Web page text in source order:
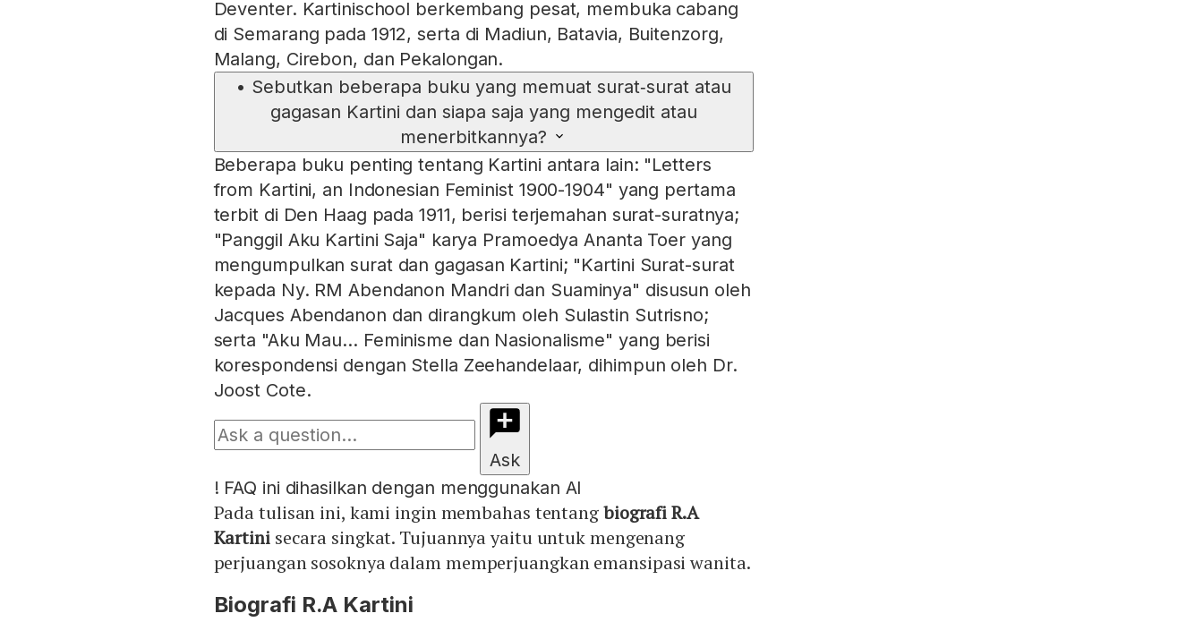
Deventer. Kartinischool berkembang pesat, membuka cabang
di Semarang pada 1912, serta di Madiun, Batavia, Buitenzorg,
Malang, Cirebon, dan Pekalongan.
• Sebutkan beberapa buku yang memuat surat‑surat atau
gagasan Kartini dan siapa saja yang mengedit atau
menerbitkannya?
Beberapa buku penting tentang Kartini antara lain: "Letters
from Kartini, an Indonesian Feminist 1900-1904" yang pertama
terbit di Den Haag pada 1911, berisi terjemahan surat-suratnya;
"Panggil Aku Kartini Saja" karya Pramoedya Ananta Toer yang
mengumpulkan surat dan gagasan Kartini; "Kartini Surat-surat
kepada Ny. RM Abendanon Mandri dan Suaminya" disusun oleh
Jacques Abendanon dan dirangkum oleh Sulastin Sutrisno;
serta "Aku Mau… Feminisme dan Nasionalisme" yang berisi
korespondensi dengan Stella Zeehandelaar, dihimpun oleh Dr.
Joost Cote.
Ask
! FAQ ini dihasilkan dengan menggunakan AI
Pada tulisan ini, kami ingin membahas tentangbiografi R.A
Kartinisecara singkat. Tujuannya yaitu untuk mengenang
perjuangan sosoknya dalam memperjuangkan emansipasi wanita.
Biografi R.A Kartini